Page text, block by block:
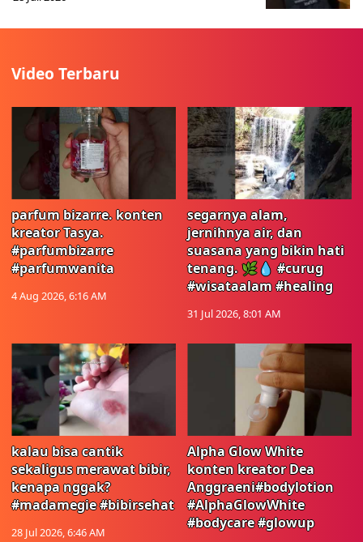
Video Terbaru
parfum bizarre. konten
kreator Tasya.
#parfumbizarre
#parfumwanita
4 Aug 2026, 6:16 AM
segarnya alam,
jernihnya air, dan
suasana yang bikin hati
tenang. 🌿💧 #curug
#wisataalam #healing
31 Jul 2026, 8:01 AM
kalau bisa cantik
sekaligus merawat bibir,
kenapa nggak?
#madamegie #bibirsehat
28 Jul 2026, 6:46 AM
Alpha Glow White
konten kreator Dea
Anggraeni#bodylotion
#AlphaGlowWhite
#bodycare #glowup